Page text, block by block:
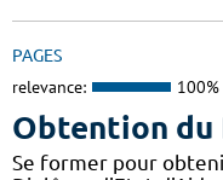
PAGES
relevance: 100%
Obtention du
Se former pour